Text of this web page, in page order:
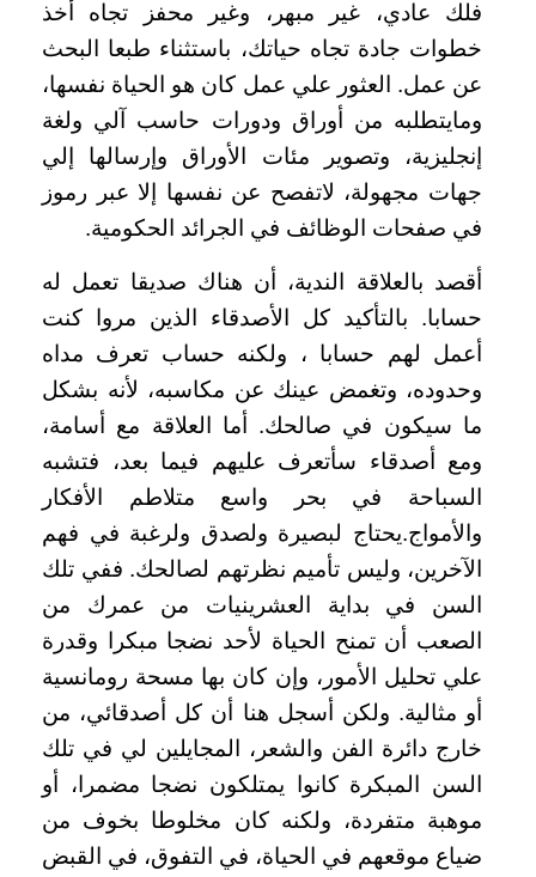
فلك عادي، غير مبهر، وغير محفز تجاه أخذ
خطوات جادة تجاه حياتك، باستثناء طبعا البحث
عن عمل. العثور علي عمل كان هو الحياة نفسها،
ومايتطلبه من أوراق ودورات حاسب آلي ولغة
إنجليزية، وتصوير مئات الأوراق وإرسالها إلي
جهات مجهولة، لاتفصح عن نفسها إلا عبر رموز
في صفحات الوظائف في الجرائد الحكومية.
أقصد بالعلاقة الندية، أن هناك صديقا تعمل له
حسابا. بالتأكيد كل الأصدقاء الذين مروا كنت
أعمل لهم حسابا ، ولكنه حساب تعرف مداه
وحدوده، وتغمض عينك عن مكاسبه، لأنه بشكل
ما سيكون في صالحك. أما العلاقة مع أسامة،
ومع أصدقاء سأتعرف عليهم فيما بعد، فتشبه
السباحة في بحر واسع متلاطم الأفكار
والأمواج.يحتاج لبصيرة ولصدق ولرغبة في فهم
الآخرين، وليس تأميم نظرتهم لصالحك. ففي تلك
السن في بداية العشرينيات من عمرك من
الصعب أن تمنح الحياة لأحد نضجا مبكرا وقدرة
علي تحليل الأمور، وإن كان بها مسحة رومانسية
أو مثالية. ولكن أسجل هنا أن كل أصدقائي، من
خارج دائرة الفن والشعر، المجايلين لي في تلك
السن المبكرة كانوا يمتلكون نضجا مضمرا، أو
موهبة متفردة، ولكنه كان مخلوطا بخوف من
ضياع موقعهم في الحياة، في التفوق، في القبض